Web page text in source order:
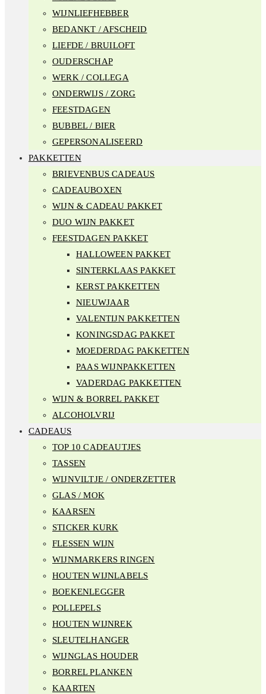
WIJNLIEFHEBBER
BEDANKT / AFSCHEID
LIEFDE / BRUILOFT
OUDERSCHAP
WERK / COLLEGA
ONDERWIJS / ZORG
FEESTDAGEN
BUBBEL / BIER
GEPERSONALISEERD
PAKKETTEN
BRIEVENBUS CADEAUS
CADEAUBOXEN
WIJN & CADEAU PAKKET
DUO WIJN PAKKET
FEESTDAGEN PAKKET
HALLOWEEN PAKKET
SINTERKLAAS PAKKET
KERST PAKKETTEN
NIEUWJAAR
VALENTIJN PAKKETTEN
KONINGSDAG PAKKET
MOEDERDAG PAKKETTEN
PAAS WIJNPAKKETTEN
VADERDAG PAKKETTEN
WIJN & BORREL PAKKET
ALCOHOLVRIJ
CADEAUS
TOP 10 CADEAUTJES
TASSEN
WIJNVILTJE / ONDERZETTER
GLAS / MOK
KAARSEN
STICKER KURK
FLESSEN WIJN
WIJNMARKERS RINGEN
HOUTEN WIJNLABELS
BOEKENLEGGER
POLLEPELS
HOUTEN WIJNREK
SLEUTELHANGER
WIJNGLAS HOUDER
BORREL PLANKEN
KAARTEN